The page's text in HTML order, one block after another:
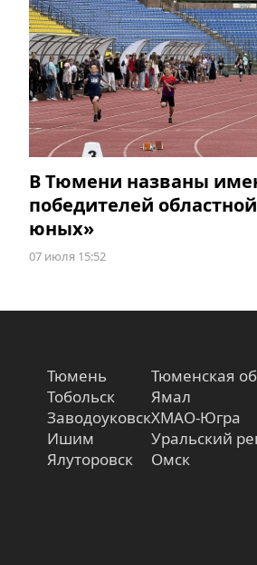
В Тюмени названы
победителей
юных»
07 июля 15:52
Тюмень
Тобольск
Заводоуковск
Ишим
Ялуторовск
Тюменская
Ямал
ХМАО-Югра
Уральский
Омск